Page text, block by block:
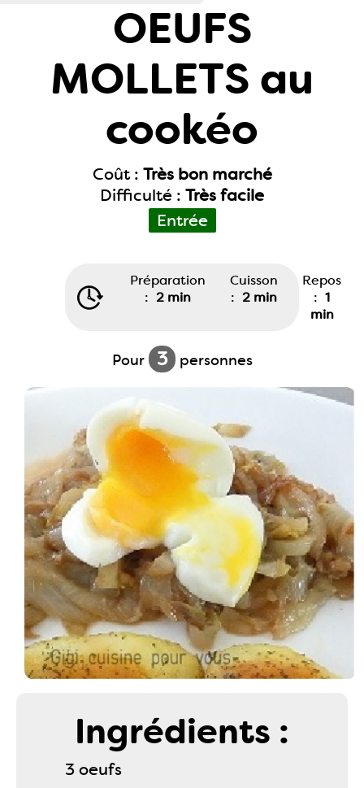
OEUFS
MOLLETS au
cookéo
Coût : Très bon marché
Difficulté : Très facile
Entrée
Préparation
: 2 min
Cuisson
: 2 min
Repos
: 1
min
Pour 3 personnes
Ingrédients :
3 oeufs